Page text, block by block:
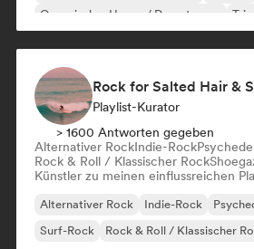
Organischer House / Downtempo Trip
Rock for Salted Hair &
Playlist-Kurator
> 1600 Antworten gegeben
Alternativer RockIndie-Rock
Rock & Roll / Klassischer Rock
Künstler zu meinen einflussreichen
Alternativer Rock Indie-Rock
Surf-Rock
Rock & Roll / Klassischer